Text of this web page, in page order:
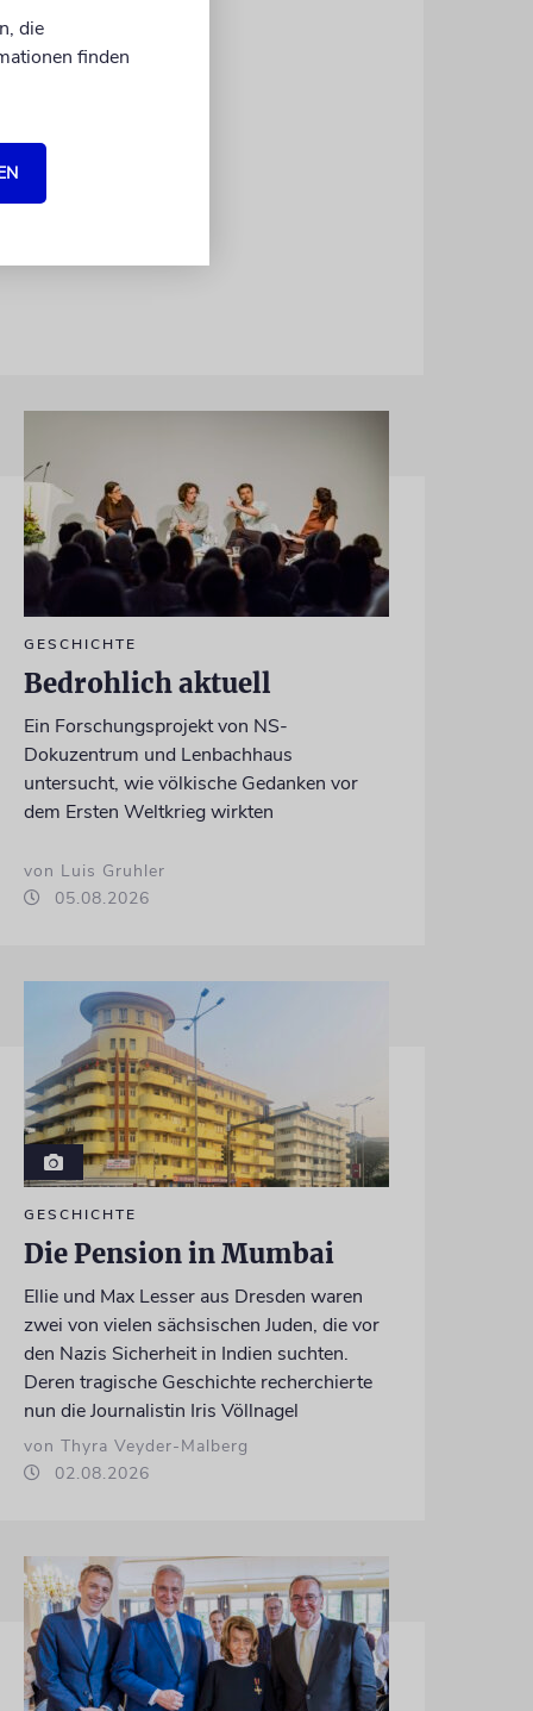
Presser
ab 13
GESCHICHTE
Bedrohlich aktuell
Ein Forschungsprojekt von NS-
Dokuzentrum und Lenbachhaus
untersucht, wie völkische Gedanken vor
dem Ersten Weltkrieg wirkten
von Luis Gruhler
05.08.2026
GESCHICHTE
Die Pension in Mumbai
Ellie und Max Lesser aus Dresden waren
zwei von vielen sächsischen Juden, die vor
den Nazis Sicherheit in Indien suchten.
Deren tragische Geschichte recherchierte
nun die Journalistin Iris Völlnagel
von Thyra Veyder-Malberg
02.08.2026
die
finden